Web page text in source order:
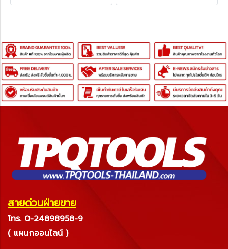
สายด่วนฝ่ายขาย
โทร. 0-24898958-9
( แผนกออนไลน์ )